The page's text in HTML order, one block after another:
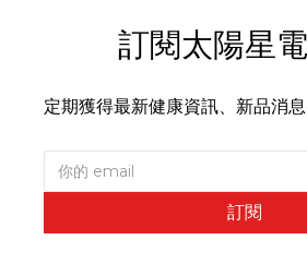
訂閱太陽星
定期獲得最新健康資訊、新品消
訂閱